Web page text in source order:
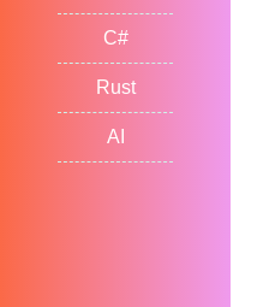
C#
Rust
AI